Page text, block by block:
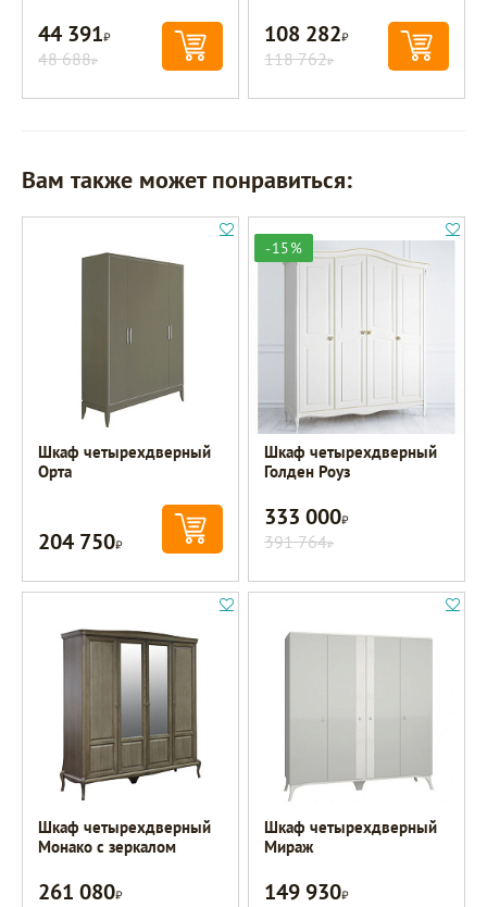
44 391Р
48 688Р
108 282Р
118 762Р
Вам также может понравиться:
Шкаф четырехдверный
Орта
204 750Р
-15%
Шкаф четырехдверный
Голден Роуз
333 000Р
391 764Р
Шкаф четырехдверный
Монако с зеркалом
261 080Р
Шкаф четырехдверный
Мираж
149 930Р